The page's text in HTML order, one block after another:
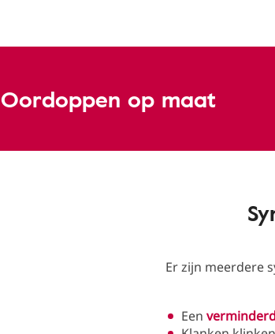
Oordoppen op maat
Er zijn meerdere
Een